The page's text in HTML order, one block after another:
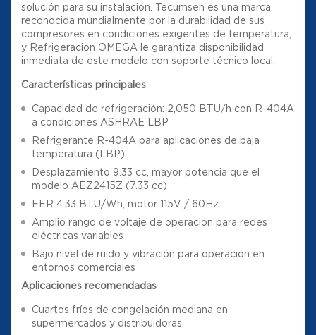
solución para su instalación. Tecumseh es una marca
reconocida mundialmente por la durabilidad de sus
compresores en condiciones exigentes de temperatura,
y Refrigeración OMEGA le garantiza disponibilidad
inmediata de este modelo con soporte técnico local.
Características principales
Capacidad de refrigeración: 2,050 BTU/h con R-404A
a condiciones ASHRAE LBP
Refrigerante R-404A para aplicaciones de baja
temperatura (LBP)
Desplazamiento 9.33 cc, mayor potencia que el
modelo AEZ2415Z (7.33 cc)
EER 4.33 BTU/Wh, motor 115V / 60Hz
Amplio rango de voltaje de operación para redes
eléctricas variables
Bajo nivel de ruido y vibración para operación en
entornos comerciales
Aplicaciones recomendadas
Cuartos fríos de congelación mediana en
supermercados y distribuidoras